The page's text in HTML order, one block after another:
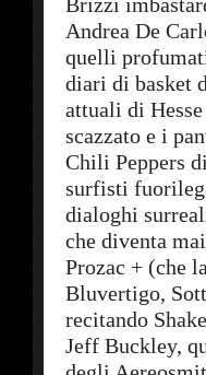
Andrea De
quelli
diari di basket
attuali di
scazzato e i
Chili Peppers
surfisti
dialoghi
che diventa
Prozac + (che
Bluvertigo,
recitando
Jeff Buckley,